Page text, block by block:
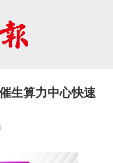
生算力中心快速